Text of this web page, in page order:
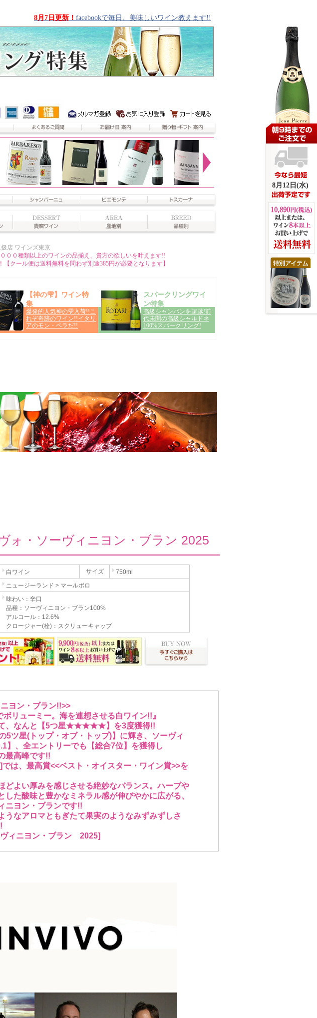
ォ・ソーヴィニヨン・ブラン 2025
白ワイン サイズ
750ml
ニュージーランド > マールボロ
味わい：辛口
品種：ソーヴィニヨン・ブラン100%
アルコール：12.6%
クロージャー(栓)：スクリューキャップ
ヨン・ブラン!!>>
リューミー。海を連想させる白ワイン!!』
て、なんと【5つ星★★★★★】を3度獲得!!
5ツ星(トップ・オブ・トップ)】に輝き、ソーヴィ
】、全エントリーでも【総合7位】を獲得し
最高峰です!!
は、最高賞<<ベスト・オイスター・ワイン賞>>を
どよい厚みを感じさせる絶妙なバランス。ハーブや
た酸味と豊かなミネラル感が伸びやかに広がる、
ニヨン・ブランです!!
うなアロマともぎたて果実のようなみずみずしさ
ィニヨン・ブラン 2025]